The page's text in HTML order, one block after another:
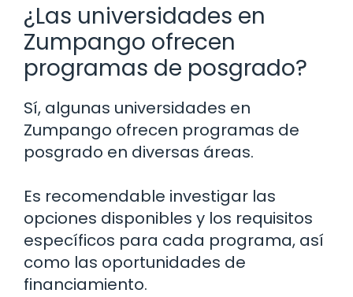
¿Las universidades en
Zumpango ofrecen
programas de posgrado?
Sí, algunas universidades en
Zumpango ofrecen programas de
posgrado en diversas áreas.
Es recomendable investigar las
opciones disponibles y los requisitos
específicos para cada programa, así
como las oportunidades de
financiamiento.